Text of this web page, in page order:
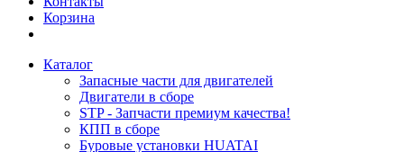
Корзина
Каталог
Запасные части для двигателей
Двигатели в сборе
STP - Запчасти премиум качества!
КПП в сборе
Буровые установки HUATAI